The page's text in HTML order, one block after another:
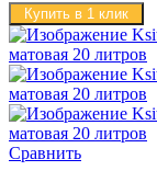
Купить в 1 клик
Сравнить